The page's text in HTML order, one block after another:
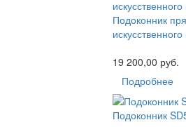
Подоконник
19 200,00 руб.
Подробнее
Подоконник